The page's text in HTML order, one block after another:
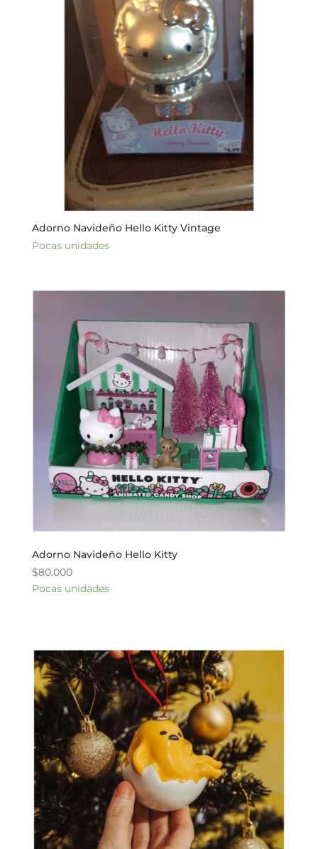
Adorno Navideño Hello Kitty Vintage
Pocas unidades
Adorno Navideño Hello Kitty
$80.000
Pocas unidades